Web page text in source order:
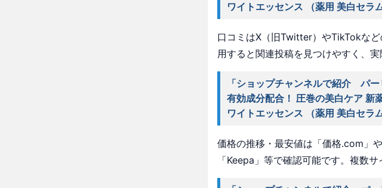
ワイトエッセンス （薬用 美白セラ
口コミはX（旧Twitter）やTikTokな
用すると関連投稿を見つけやすく、実
「ショップチャンネルで紹介 パ
有効成分配合！ 圧巻の美白ケア 新
ワイトエッセンス （薬用 美白セラ
価格の推移・最安値は「価格.com」
「Keepa」等で確認可能です。複数